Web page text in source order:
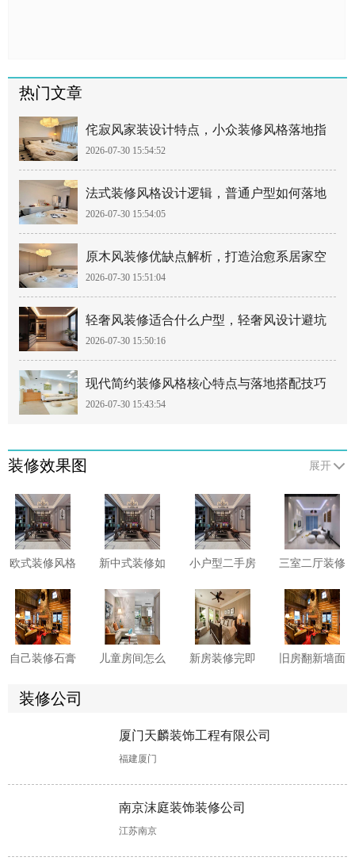
热门文章
侘寂风家装设计特点，小众装修风格落地指
南
2026-07-30 15:54:52
法式装修风格设计逻辑，普通户型如何落地
法式风
2026-07-30 15:54:05
原木风装修优缺点解析，打造治愈系居家空
间
2026-07-30 15:51:04
轻奢风装修适合什么户型，轻奢风设计避坑
要点
2026-07-30 15:50:16
现代简约装修风格核心特点与落地搭配技巧
2026-07-30 15:43:54
装修效果图 展开
欧式装修风格
意的？
新中式装修如
统与现代元
素?
小户型二手房
手房收房注意
事项须知
三室二厅装修
防水施工细
节?这6点先看
一看
自己装修石膏
两大方法供你
儿童房间怎么
新房装修完即
旧房翻新墙面
项?这些不能
老房子翻新改
钱?这些具体
做法可助力!
水?具体步骤
如下!
些软装设计元
装修公司
厦门天麟装饰工程有限公司
福建厦门
南京沫庭装饰装修公司
江苏南京